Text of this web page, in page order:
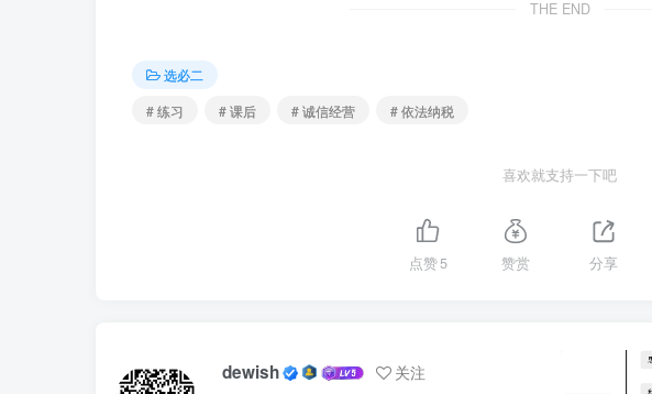
③黄薇因滥用优惠政策而要承担税法规定的侵权责任
9.李某在开启从甲超市购买的啤酒时，啤酒瓶发生爆炸，李某
THE END
选必二
# 练习
# 课后 # 诚信经营 # 依法纳税
喜欢就支持一下吧
点赞5 赞赏 分享
dewish 关注